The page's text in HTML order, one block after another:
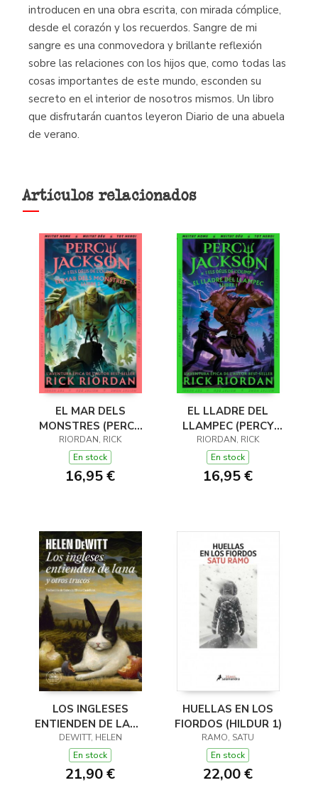
introducen en una obra escrita, con mirada cómplice,
desde el corazón y los recuerdos. Sangre de mi
sangre es una conmovedora y brillante reflexión
sobre las relaciones con los hijos que, como todas las
cosas importantes de este mundo, esconden su
secreto en el interior de nosotros mismos. Un libro
que disfrutarán cuantos leyeron Diario de una abuela
de verano.
Artículos relacionados
EL MAR DELS
MONSTRES (PERCY
JACKSON I ELS DÉUS
DE L'OLIMP 2)
RIORDAN, RICK
En stock
16,95 €
EL LLADRE DEL
LLAMPEC (PERCY
JACKSON I ELS DÉUS
DE L'OLIMP 1)
RIORDAN, RICK
En stock
16,95 €
LOS INGLESES
ENTIENDEN DE LANA
(Y OTROS TRUCOS)
DEWITT, HELEN
En stock
21,90 €
HUELLAS EN LOS
FIORDOS (HILDUR 1)
RAMO, SATU
En stock
22,00 €